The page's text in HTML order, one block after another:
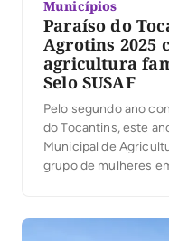
Municípios
Paraíso do
Agrotins 2025
agricultura
Selo SUSAF
Pelo segundo ano
do Tocantins, este
Municipal de
grupo de mulheres
expor e